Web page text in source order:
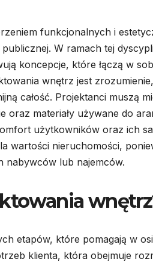
funkcjonalnych i
W ramach tej
koncepcje, które łączą w
wnętrz jest
całość. Projektanci muszą
materiały używane do
użytkowników oraz ich
wartości nieruchomości,
nabywców lub najemców.
etapów, które pomagają w
klienta, która obejmuje